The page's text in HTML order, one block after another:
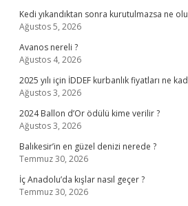
Kedi yıkandıktan sonra kurutulmazsa ne
Ağustos 5, 2026
Avanos nereli ?
Ağustos 4, 2026
2025 yılı için İDDEF kurbanlık fiyatları ne
Ağustos 3, 2026
2024 Ballon d’Or ödülü kime verilir ?
Ağustos 3, 2026
Balıkesir’in en güzel denizi nerede ?
Temmuz 30, 2026
İç Anadolu’da kışlar nasıl geçer ?
Temmuz 30, 2026